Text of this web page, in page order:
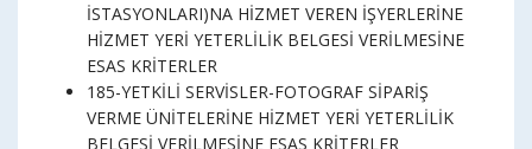
İSTASYONLARI)NA HİZMET VEREN İŞYERLERİNE
HİZMET YERİ YETERLİLİK BELGESİ VERİLMESİNE
ESAS KRİTERLER
185-YETKİLİ SERVİSLER-FOTOGRAF SİPARİŞ
VERME ÜNİTELERİNE HİZMET YERİ YETERLİLİK
BELGESİ VERİLMESİNE ESAS KRİTERLER